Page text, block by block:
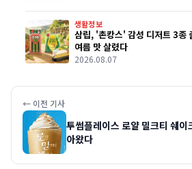
생활정보
삼립, '촌캉스' 감성 디저트 3종
여름 맛 살렸다
2026.08.07
← 이전 기사
투썸플레이스 로얄 밀크티 쉐
아왔다